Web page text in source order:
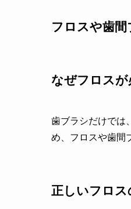
フロスや歯
なぜフロス
歯ブラシだけでは
め、フロスや歯間
正しいフロス